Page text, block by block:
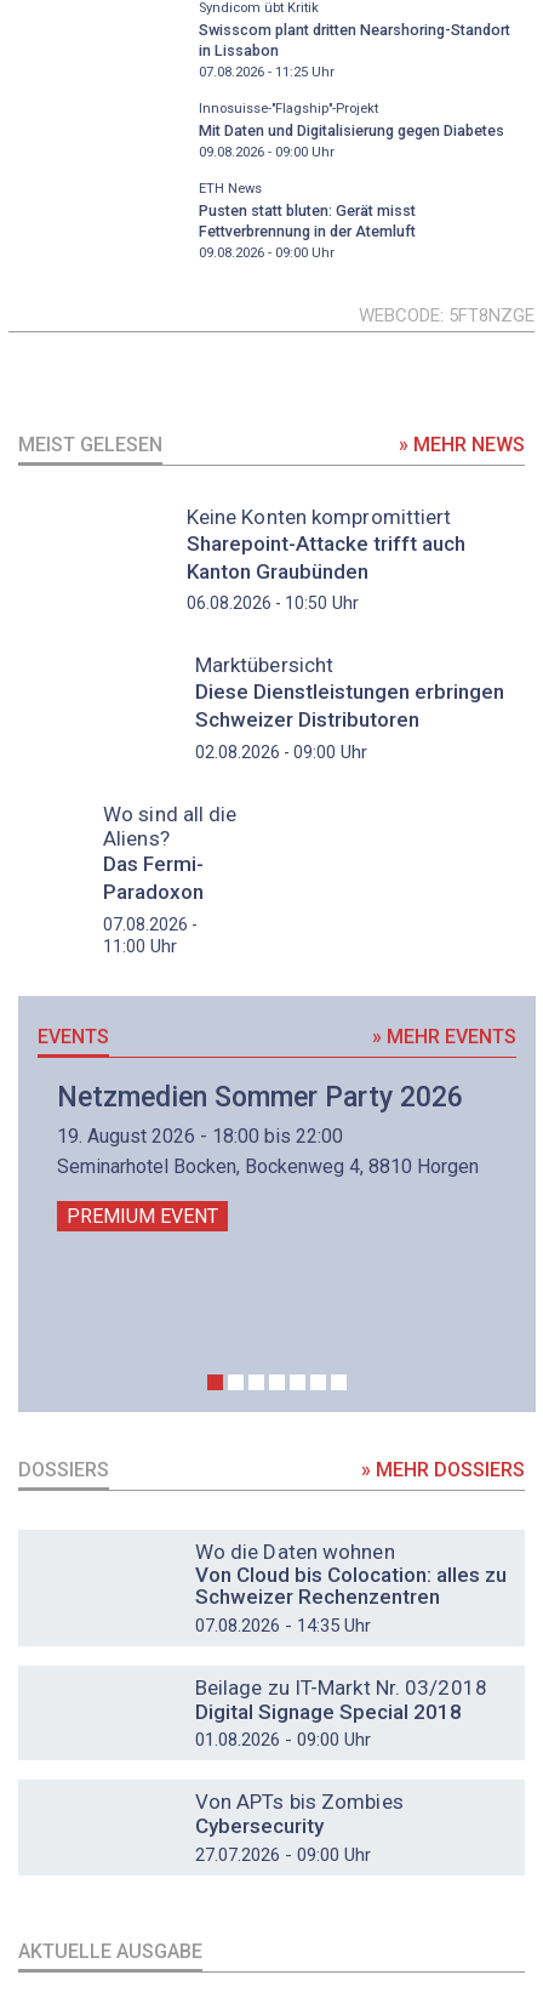
Syndicom übt Kritik
Swisscom plant dritten Nearshoring-Standort
in Lissabon
07.08.2026 - 11:25Uhr
Innosuisse-"Flagship"-Projekt
Mit Daten und Digitalisierung gegen Diabetes
09.08.2026 - 09:00Uhr
ETH News
Pusten statt bluten: Gerät misst
Fettverbrennung in der Atemluft
09.08.2026 - 09:00Uhr
WEBCODE 5FT8NZGE
MEIST GELESEN » MEHR NEWS
Keine Konten kompromittiert
Sharepoint-Attacke trifft auch
Kanton Graubünden
06.08.2026 - 10:50 Uhr
Marktübersicht
Diese Dienstleistungen erbringen
Schweizer Distributoren
02.08.2026 - 09:00 Uhr
Wo sind all die
Aliens?
Das Fermi-
Paradoxon
07.08.2026 -
11:00 Uhr
EVENTS » MEHR EVENTS
Netzmedien Sommer Party 2026
19. August 2026 - 18:00 bis 22:00
Seminarhotel Bocken, Bockenweg 4, 8810 Horgen
PREMIUM EVENT
DOSSIERS » MEHR DOSSIERS
Wo die Daten wohnen
Von Cloud bis Colocation: alles zu
Schweizer Rechenzentren
07.08.2026 - 14:35 Uhr
Beilage zu IT-Markt Nr. 03/2018
Digital Signage Special 2018
01.08.2026 - 09:00 Uhr
Von APTs bis Zombies
Cybersecurity
27.07.2026 - 09:00 Uhr
AKTUELLE AUSGABE